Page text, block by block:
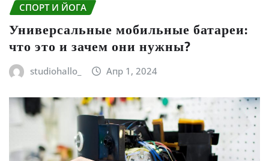
СПОРТ И ЙОГА
Универсальные мобильные батареи:
что это и зачем они нужны?
studiohallo_ Апр 1, 2024